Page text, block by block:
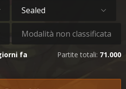
Sealed
Modalità non classificata
fa Partite totali: 71.000